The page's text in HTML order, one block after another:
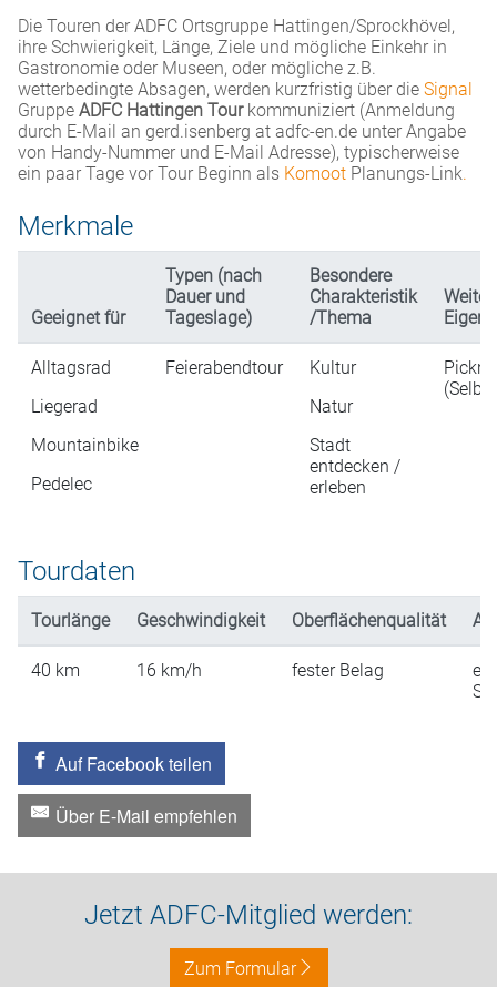
Die Touren der ADFC Ortsgruppe Hattingen/Sprockhövel,
ihre Schwierigkeit, Länge, Ziele und mögliche Einkehr in
Gastronomie oder Museen, oder mögliche z.B.
wetterbedingte Absagen, werden kurzfristig über die Signal
Gruppe ADFC Hattingen Tourkommuniziert (Anmeldung
durch E-Mail an gerd.isenberg at adfc-en.de unter Angabe
von Handy-Nummer und E-Mail Adresse), typischerweise
ein paar Tage vor Tour Beginn als Komoot Planungs-Link.
Merkmale
Geeignet für
Typen (nach
Dauer und
Tageslage)
Besondere
Charakteristik
/Thema
Alltagsrad
Liegerad
Mountainbike
Pedelec
Feierabendtour
Kultur
Natur
Stadt
entdecken /
erleben
Tourdaten
Tourlänge Geschwindigkeit Oberflächenqualität
40 km 16 km/h fester Belag
Auf Facebook teilen
Über E-Mail empfehlen
Jetzt ADFC-Mitglied werden:
Zum Formular